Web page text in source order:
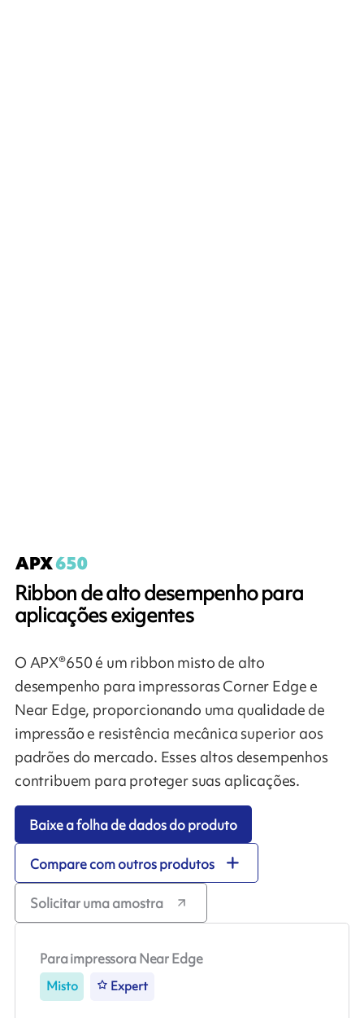
Ribbon de alto desempenho para
aplicações exigentes
O APX®650 é um ribbon misto de alto
desempenho para impressoras Corner Edge e
Near Edge, proporcionando uma qualidade de
impressão e resistência mecânica superior aos
padrões do mercado. Esses altos desempenhos
contribuem para proteger suas aplicações.
Baixe a folha de dados do produto
Compare com outros produtos
Solicitar uma amostra
Para impressora Near Edge
Misto Expert